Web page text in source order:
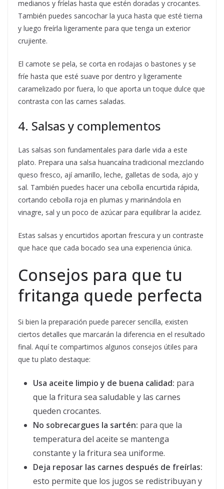
medianos y fríelas hasta que estén doradas y crocantes.
También puedes sancochar la yuca hasta que esté tierna
y luego freírla ligeramente para que tenga un exterior
crujiente.
El camote se pela, se corta en rodajas o bastones y se
fríe hasta que esté suave por dentro y ligeramente
caramelizado por fuera, lo que aporta un toque dulce que
contrasta con las carnes saladas.
4. Salsas y complementos
Las salsas son fundamentales para darle vida a este
plato. Prepara una salsa huancaína tradicional mezclando
queso fresco, ají amarillo, leche, galletas de soda, ajo y
sal. También puedes hacer una cebolla encurtida rápida,
cortando cebolla roja en plumas y marinándola en
vinagre, sal y un poco de azúcar para equilibrar la acidez.
Estas salsas y encurtidos aportan frescura y un contraste
que hace que cada bocado sea una experiencia única.
Consejos para que tu
fritanga quede perfecta
Si bien la preparación puede parecer sencilla, existen
ciertos detalles que marcarán la diferencia en el resultado
final. Aquí te compartimos algunos consejos útiles para
que tu plato destaque:
Usa aceite limpio y de buena calidad: para
que la fritura sea saludable y las carnes
queden crocantes.
No sobrecargues la sartén: para que la
temperatura del aceite se mantenga
constante y la fritura sea uniforme.
Deja reposar las carnes después de freírlas:
esto permite que los jugos se redistribuyan y